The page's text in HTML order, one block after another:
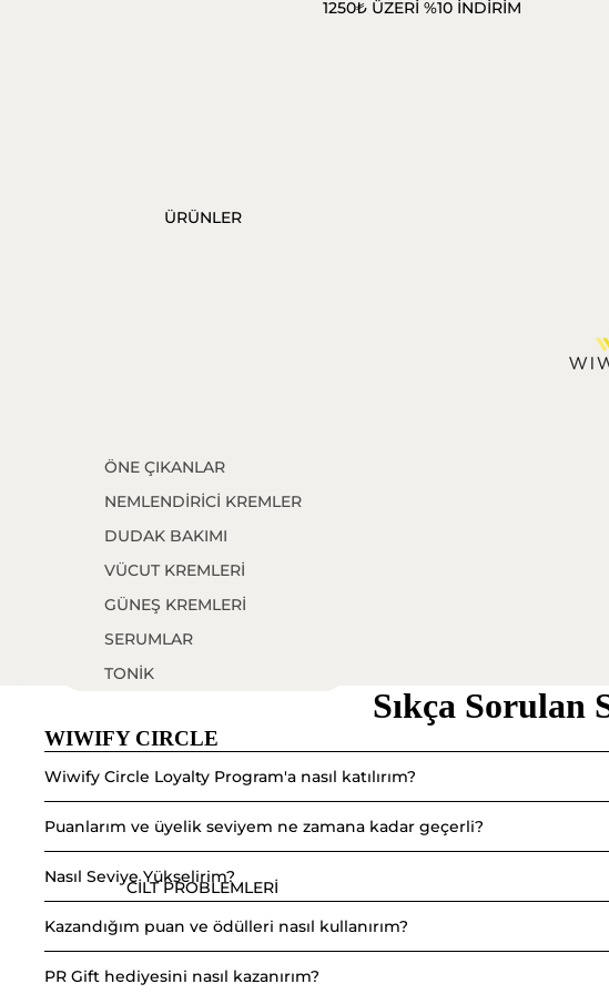
1250₺ ÜZERİ %10 İNDİRİM
ÜRÜNLER
ÖNE ÇIKANLAR
NEMLENDİRİCİ KREMLER
DUDAK BAKIMI
VÜCUT KREMLERİ
GÜNEŞ KREMLERİ
SERUMLAR
TONİK
CİLT BAKIM SETLERİ
GOODS
CİLT PROBLEMLERİ
Sıkça Sorulan
WIWIFY CIRCLE
Wiwify Circle Loyalty Program'a nasıl katılırım?
Puanlarım ve üyelik seviyem ne zamana kadar geçerli?
Nasıl Seviye Yükselirim?
Kazandığım puan ve ödülleri nasıl kullanırım?
PR Gift hediyesini nasıl kazanırım?